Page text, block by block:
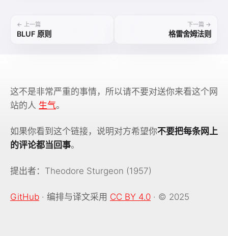
← 上一篇
BLUF 原则
下一篇 →
格雷舍姆法则
这不是非常严重的事情，所以请不要对送你来看这个网
站的人 生气。
如果你看到这个链接，说明对方希望你不要把每条网上
的评论都当回事。
提出者：Theodore Sturgeon (1957)
GitHub · 编排与译文采用 CC BY 4.0 · © 2025